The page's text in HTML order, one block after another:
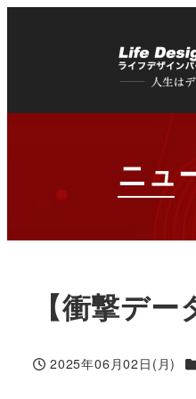
ニュ
【衝撃デ
投稿日
2025年06月02日(月)